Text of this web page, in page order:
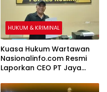
HUKUM & KRIMINAL
Kuasa Hukum Wartawan
Nasionalinfo.com Resmi
Laporkan CEO PT Jaya
Kolaka